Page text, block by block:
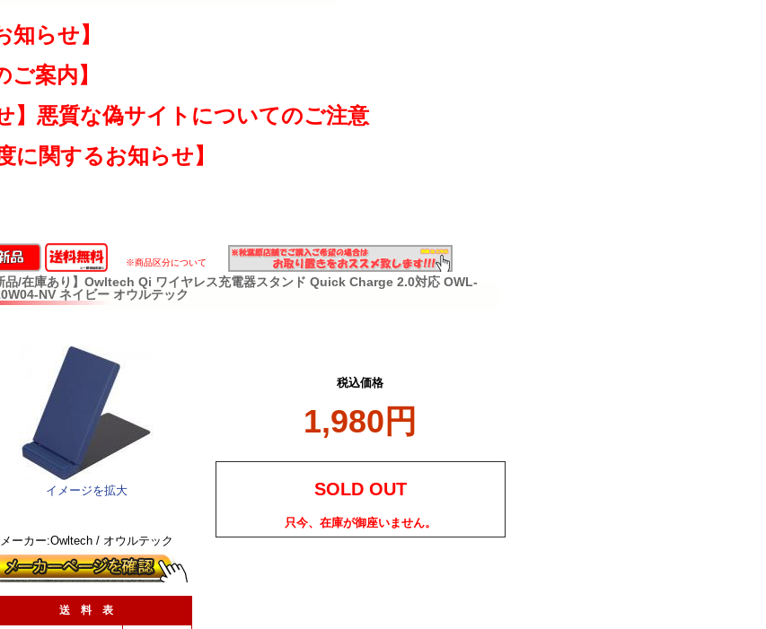
知らせ】
ご案内】
】悪質な偽サイトについてのご注意
に関するお知らせ】
※商品区分について
品/在庫あり】Owltech Qi ワイヤレス充電器スタンド Quick Charge 2.0対応 OWL-
NV ネイビー オウルテック
イメージを拡大
メーカー:Owltech / オウルテック
送 料 表
税込価格
1,980円
SOLD OUT
只今、在庫が御座いません。